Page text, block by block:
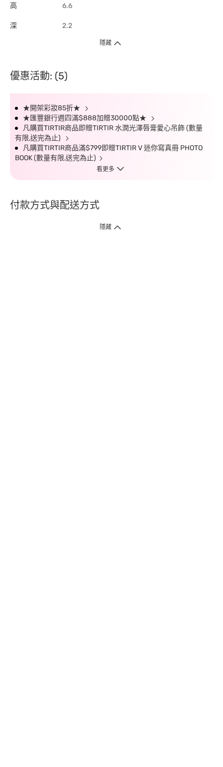
高 6.6
深 2.2
隱藏
優惠活動: (5)
★開架彩妝85折★
★匯豐銀行週四滿$888加贈30000點★
凡購買TIRTIR商品即贈TIRTIR 水潤光澤唇膏愛心吊飾 (數量
有限,送完為止)
凡購買TIRTIR商品滿$799即贈TIRTIR V 迷你寫真冊 PHOTO
BOOK (數量有限,送完為止)
看更多
付款方式與配送方式
隱藏